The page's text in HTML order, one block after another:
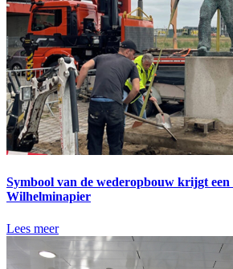
Symbool van de wederopbouw krijgt een
Wilhelminapier
Lees meer